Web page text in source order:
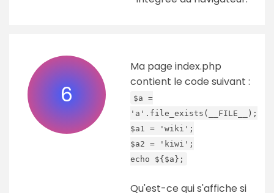
6
Ma page index.php
contient le code suivant :
$a =
'a'.file_exists(__FILE__);
$a1 = 'wiki';
$a2 = 'kiwi';
echo ${$a};
Qu'est-ce qui s'affiche si